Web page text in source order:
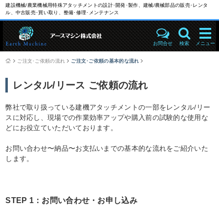
建設機械/農業機械用特殊アタッチメントの設計･開発･製作、建械/農械部品の販売･レンタ
ル、中古販売･買い取り、整備･修理･メンテナンス
お問合せ 検索 メニュー
ご注文･ご依頼の流れ ご注文･ご依頼の基本的な流れ
レンタル/リース ご依頼の流れ
弊社で取り扱っている建機アタッチメントの一部をレンタル/リー
スに対応し、現場での作業効率アップや購入前の試験的な使用な
どにお役立ていただいております。
お問い合わせ〜納品〜お支払いまでの基本的な流れをご紹介いた
します。
STEP 1：お問い合わせ・お申し込み